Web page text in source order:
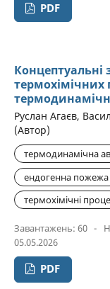
PDF
Концептуальні
термохімічних
Руслан Агаєв,
(Автор)
термодинамічна
ендогенна пожежа
термохімічні
Завантажень: 60 -
05.05.2026
PDF